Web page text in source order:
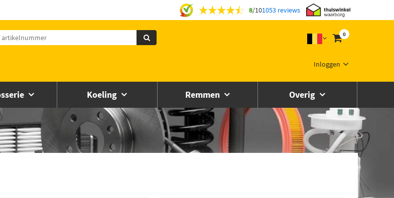
8/101053 reviews
0
Inloggen
Koeling Remmen Overig